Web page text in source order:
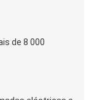
de 8 000